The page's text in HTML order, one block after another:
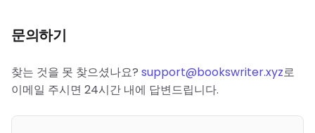
문의하기
찾는 것을 못 찾으셨나요? support@bookswriter.xyz로
이메일 주시면 24시간 내에 답변드립니다.